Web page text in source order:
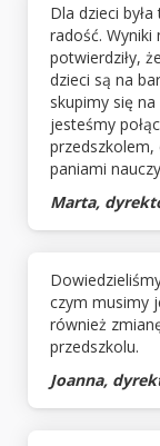
Dla dzieci
radość. Wyniki
potwierdziły,
dzieci są na
skupimy się
jesteśmy
paniami
Marta,
czym musimy
również
przedszkolu.
Joanna,